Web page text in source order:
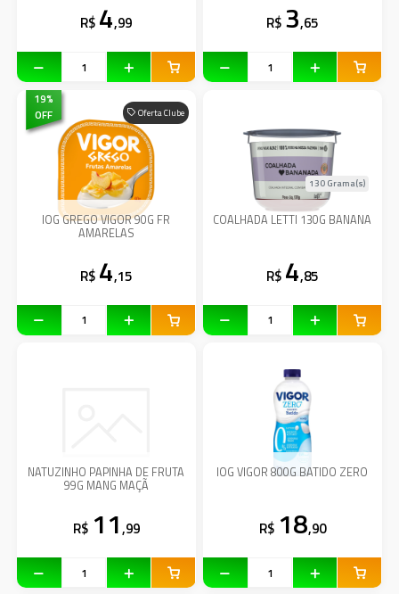
R$ 4,99 R$ 3,65
Oferta Clube
19%
OFF
IOG GREGO VIGOR 90G FR
AMARELAS
R$ 4,15
COALHADA LETTI 130G BANANA
130 Grama(s)
R$ 4,85
NATUZINHO PAPINHA DE FRUTA
99G MANG MAÇÃ
R$ 11,99
IOG VIGOR 800G BATIDO ZERO
R$ 18,90